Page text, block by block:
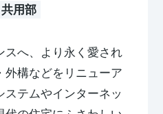
用部
スへ、より永く愛され
外構などをリニューア
ステムやインターネッ